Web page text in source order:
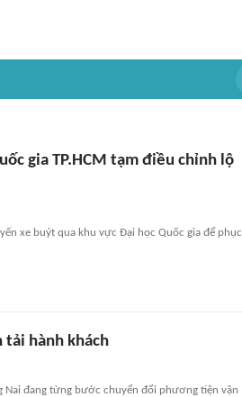
gia TP.HCM tạm điều chỉnh lộ
xe buýt qua khu vực Đại học Quốc gia để phục
tải hành khách
đang từng bước chuyển đổi phương tiện vận